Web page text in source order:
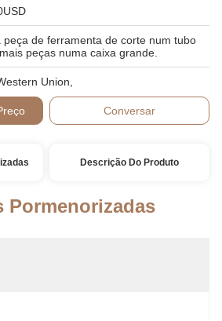
peça de ferramenta de corte num tubo
peças numa caixa grande.
Union,
Conversar
Descrição Do Produto
Pormenorizadas